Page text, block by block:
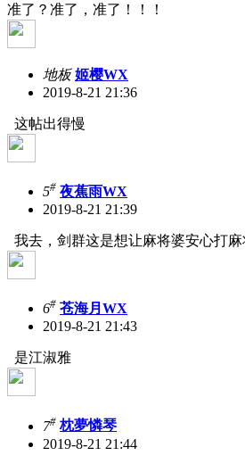
准了？准了，准了！！！
地板 姬樱WX
2019-8-21 21:36
这帖出得慢
5# 夜蕉雨WX
2019-8-21 21:39
我去，剑群这是想让麻将婆安心打
6# 苍海月WX
2019-8-21 21:43
是江淑雅
7# 枕夢憐琴
2019-8-21 21:44